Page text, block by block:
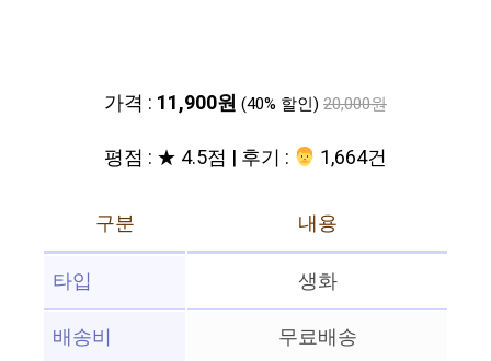
가격 : 11,900원 (40% 할인) 20,000원
평점 : ★ 4.5점 | 후기 : ‍‍ 1,664건
구분
내용
타입
생화
배송비
무료배송